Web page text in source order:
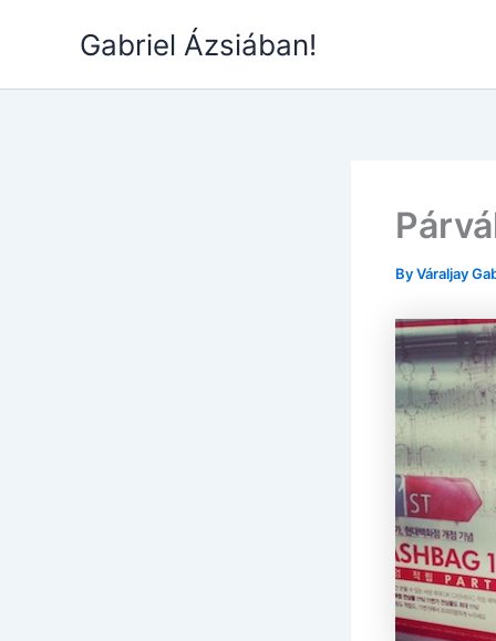
Gabriel Ázsiában!
ByVáraljay